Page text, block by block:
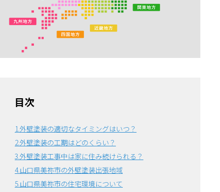
目次
1.外壁塗装の適切なタイミングはいつ？
2.外壁塗装の工期はどのくらい？
3.外壁塗装工事中は家に住み続けられる？
4.山口県美祢市の外壁塗装出張地域
5.山口県美祢市の住宅環境について